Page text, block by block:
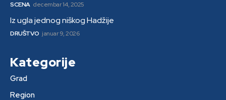
SCENA decembar 14, 2025
Iz ugla jednog niškog Hadžije
DRUŠTVO januar 9, 2026
Kategorije
Grad
Region